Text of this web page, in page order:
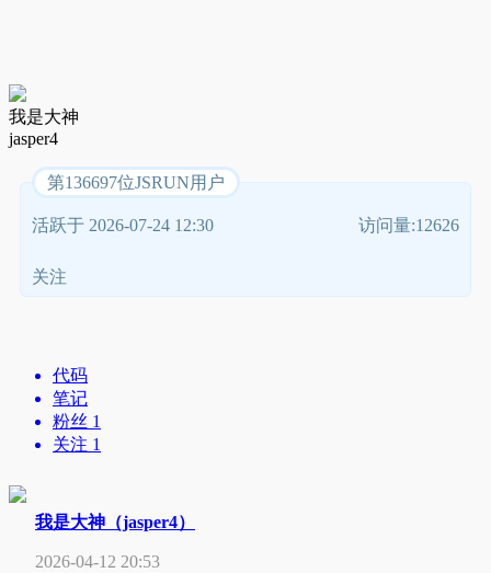
我是大神
jasper4
第136697位JSRUN用户
活跃于 2026-07-24 12:30 访问量:12626
关注
代码
笔记
粉丝 1
关注 1
我是大神（jasper4）
2026-04-12 20:53